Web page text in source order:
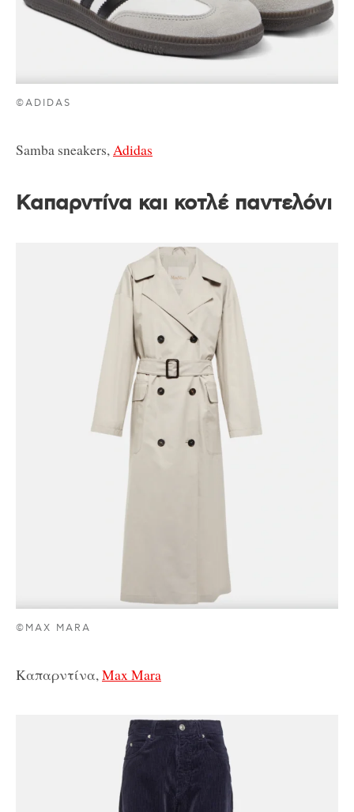
©ADIDAS
Samba sneakers,Adidas
Καπαρντίνα και κοτλέ παντελόνι
©MAX MARA
Καπαρντίνα, Max Mara